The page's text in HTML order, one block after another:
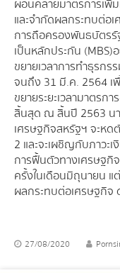
ผ่อนคลายมาตรการเพิ่
และจำกัดผลกระทบต่อเ
การถือครองพันธบัตรรั
เป็นหลักประกัน
ขยายเวลาการทำธุรกร
จนถึง 31 มี.ค. 2564 เ
ขยายระยะเวลามาตรก
สิ้นสุด ณ สิ้นปี 2563 นา
เศรษฐกิจสหรัฐฯ จะหด
2 และจะเผชิญกับภาวะ
การฟื้นตัวทางเศรษฐกิ
ครั้งในเดือนมิถุนายน แ
ผลกระทบต่อเศรษฐกิจ
27/08/2020